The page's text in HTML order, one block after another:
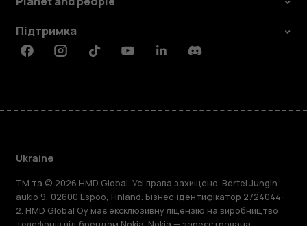
Підтримка
FacebookInstagramTiktokYoutubeLinkedinDiscord
Ukraine
TM та © 2026 HMD Global. Усі права захищено. Bertel Jungin
aukio 9, 02600 Espoo, Finland. Бізнес-ідентифікатор 2724044-
2. HMD Global Oy має ексклюзивну ліцензію на виробництво